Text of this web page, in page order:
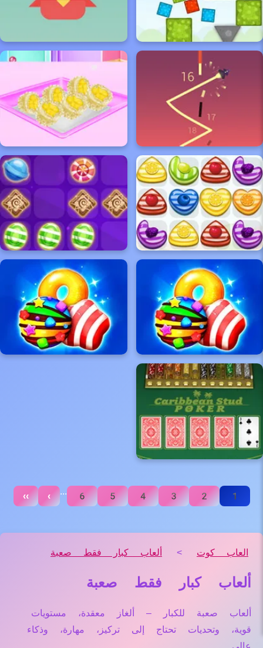
1
2
3
4
5
6
...
›
››
العاب كوت > ألعاب كبار فقط صعبة
ألعاب كبار فقط صعبة
ألعاب صعبة للكبار – ألغاز معقدة، مستويات
قوية، وتحديات تحتاج إلى تركيز، مهارة، وذكاء